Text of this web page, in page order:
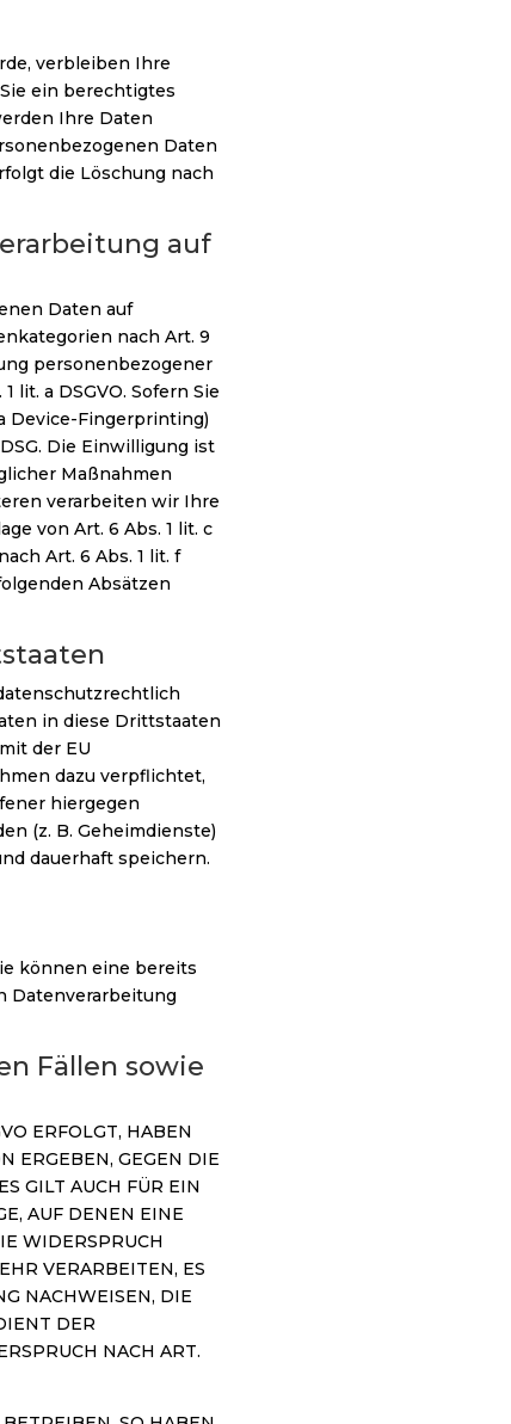
verbleiben Ihre
ein berechtigtes
Ihre Daten
Daten
die Löschung nach
auf
Daten auf
nach Art. 9
personenbezogener
a DSGVO. Sofern Sie
Device-Fingerprinting)
Die Einwilligung ist
Maßnahmen
verarbeiten wir Ihre
von Art. 6 Abs. 1 lit. c
Art. 6 Abs. 1 lit. f
Absätzen
in diese Drittstaaten
der EU
dazu verpflichtet,
hiergegen
(z. B. Geheimdienste)
dauerhaft speichern.
können eine bereits
Datenverarbeitung
Fällen sowie
ERFOLGT, HABEN
ERGEBEN, GEGEN DIE
GILT AUCH FÜR EIN
AUF DENEN EINE
WIDERSPRUCH
VERARBEITEN, ES
NACHWEISEN, DIE
DER
NACH ART.